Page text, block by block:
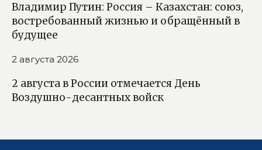
Владимир Путин: Россия – Казахстан: союз,
востребованный жизнью и обращённый в
будущее
2 августа 2026
2 августа в России отмечается День
Воздушно-десантных войск